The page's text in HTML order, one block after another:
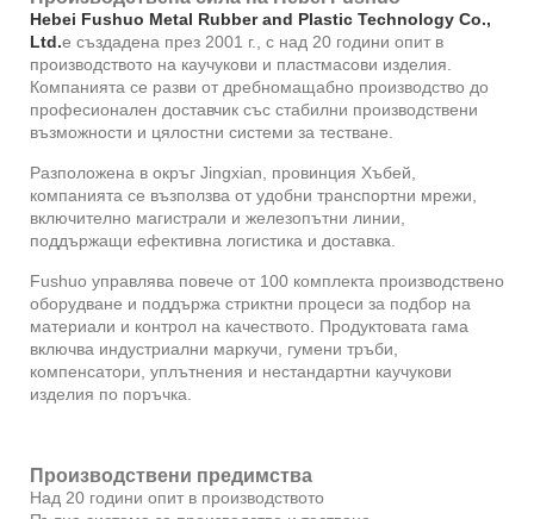
Hebei Fushuo Metal Rubber and Plastic Technology Co.,
Ltd.е създадена през 2001 г., с над 20 години опит в
производството на каучукови и пластмасови изделия.
Компанията се разви от дребномащабно производство до
професионален доставчик със стабилни производствени
възможности и цялостни системи за тестване.
Разположена в окръг Jingxian, провинция Хъбей,
компанията се възползва от удобни транспортни мрежи,
включително магистрали и железопътни линии,
поддържащи ефективна логистика и доставка.
Fushuo управлява повече от 100 комплекта производствено
оборудване и поддържа стриктни процеси за подбор на
материали и контрол на качеството. Продуктовата гама
включва индустриални маркучи, гумени тръби,
компенсатори, уплътнения и нестандартни каучукови
изделия по поръчка.
Производствени предимства
Над 20 години опит в производството